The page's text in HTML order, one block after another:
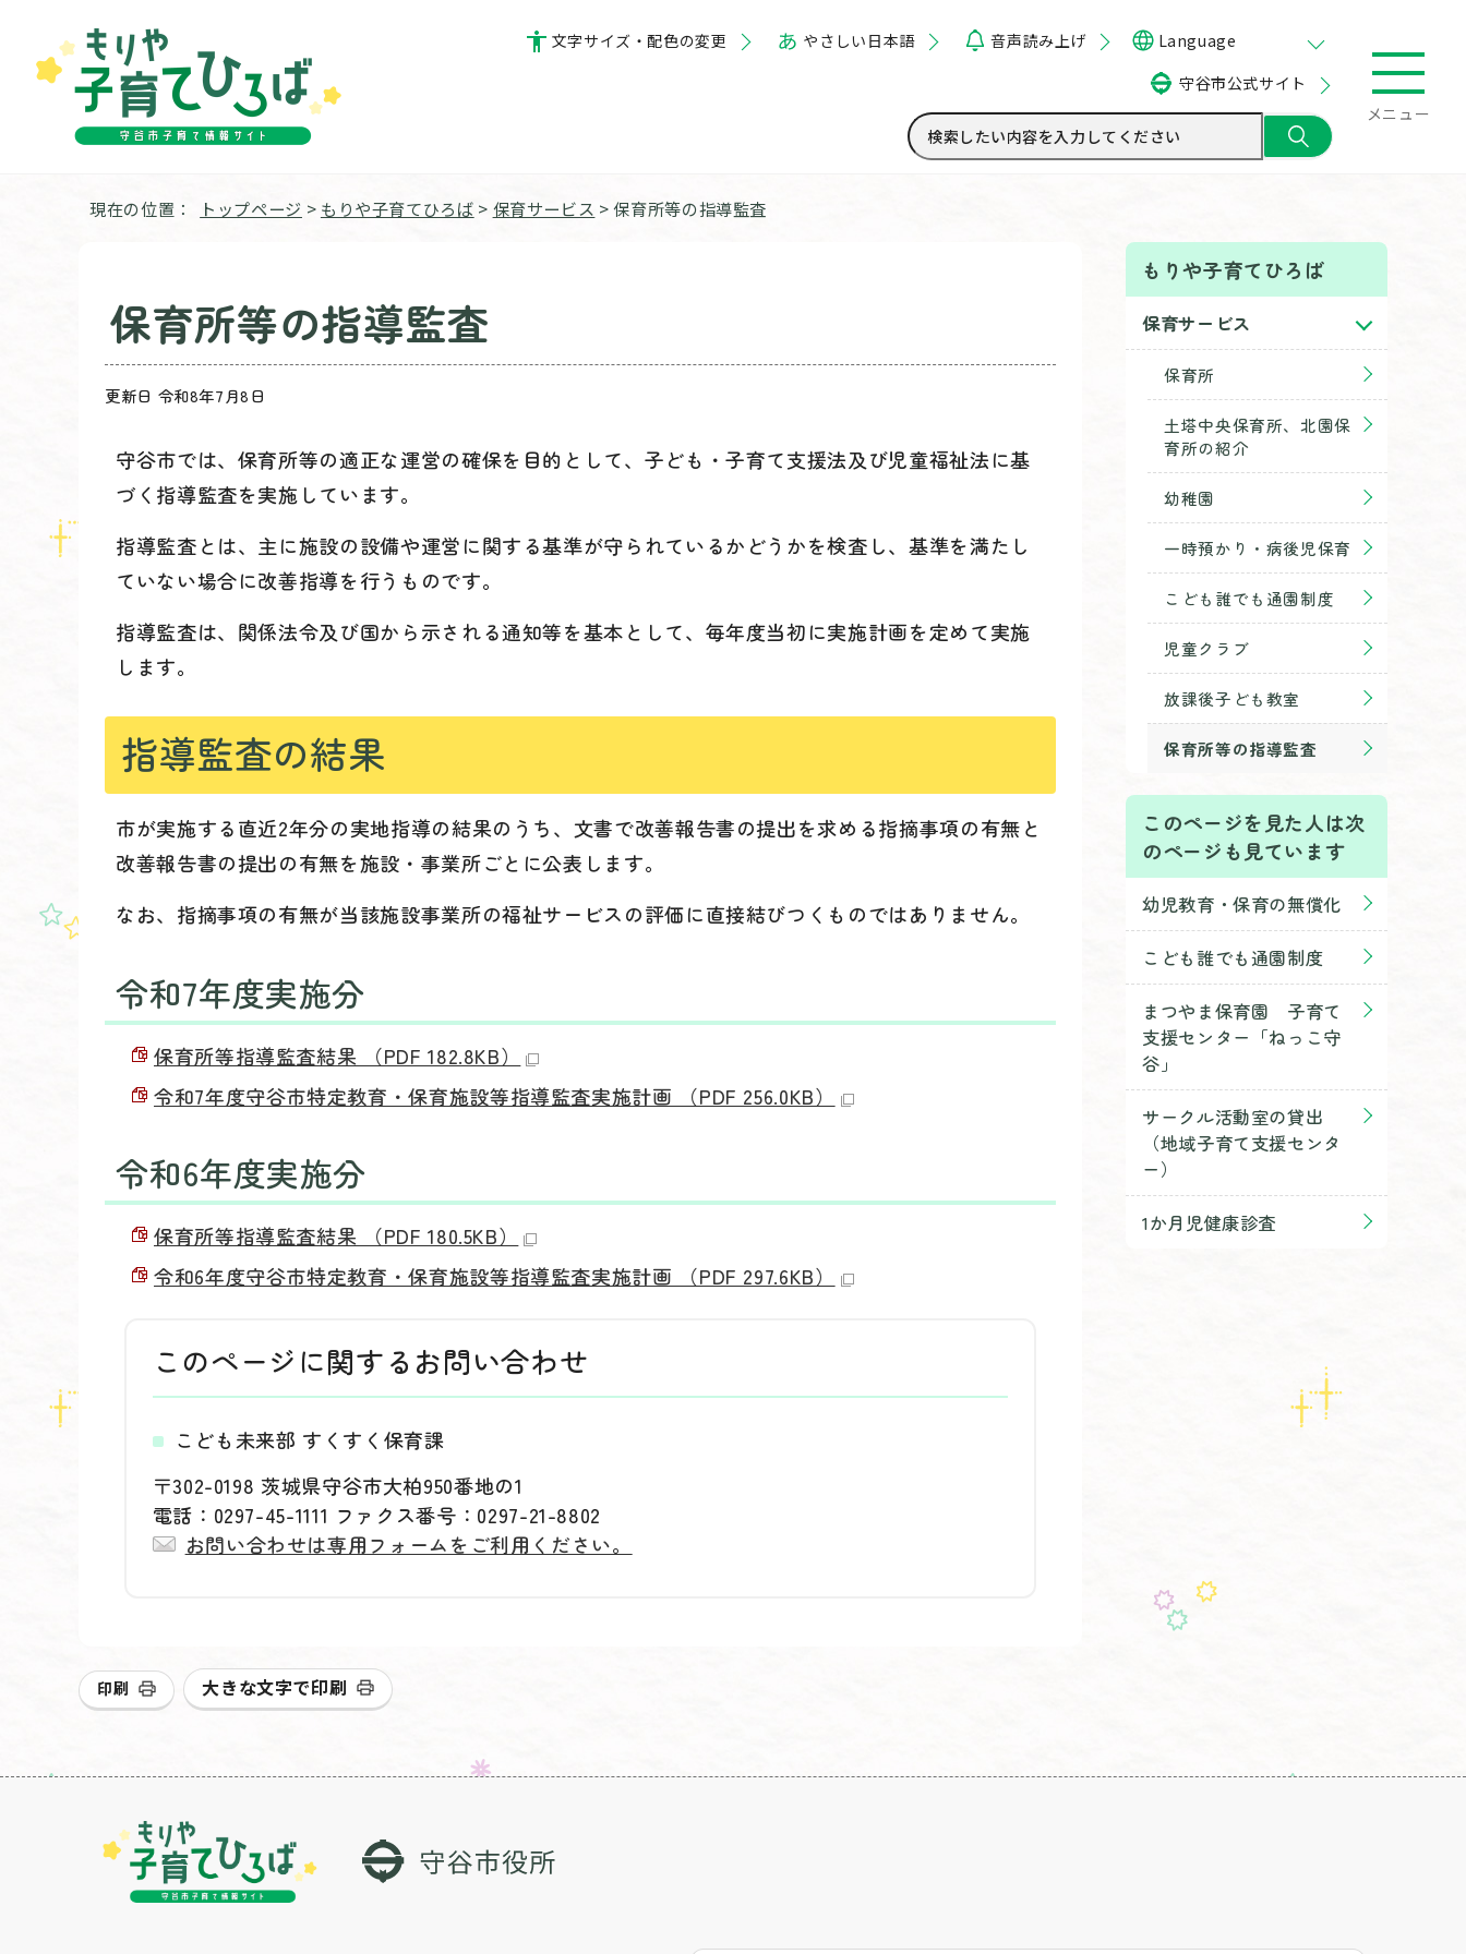
文字サイズ・配色の変更 やさしい日本語 音声読み上げ
Language
守谷市公式サイト
メニュー
現在の位置： トップページ > もりや子育てひろば > 保育サービス > 保育所等の指導監査
保育所等の指導監査
更新日 令和8年7月8日
守谷市では、保育所等の適正な運営の確保を目的として、子ども・子育て支援法及び児童福祉法に基
づく指導監査を実施しています。
指導監査とは、主に施設の設備や運営に関する基準が守られているかどうかを検査し、基準を満たし
ていない場合に改善指導を行うものです。
指導監査は、関係法令及び国から示される通知等を基本として、毎年度当初に実施計画を定めて実施
します。
指導監査の結果
市が実施する直近2年分の実地指導の結果のうち、文書で改善報告書の提出を求める指摘事項の有無と
改善報告書の提出の有無を施設・事業所ごとに公表します。
なお、指摘事項の有無が当該施設事業所の福祉サービスの評価に直接結びつくものではありません。
令和7年度実施分
保育所等指導監査結果 （PDF 182.8KB）
令和7年度守谷市特定教育・保育施設等指導監査実施計画 （PDF 256.0KB）
令和6年度実施分
保育所等指導監査結果 （PDF 180.5KB）
令和6年度守谷市特定教育・保育施設等指導監査実施計画 （PDF 297.6KB）
このページに関する お問い合わせ
こども未来部 すくすく保育課
〒302-0198 茨城県守谷市大柏950番地の1
電話：0297-45-1111 ファクス番号：0297-21-8802
お問い合わせは専用フォームをご利用ください。
もりや子育てひろば
保育サービス
保育所
土塔中央保育所、北園保
育所の紹介
幼稚園
一時預かり・病後児保育
こども誰でも通園制度
児童クラブ
放課後子ども教室
保育所等の指導監査
このページを見た人は次
のページも見ています
幼児教育・保育の無償化
こども誰でも通園制度
まつやま保育園 子育て
支援センター「ねっこ守
谷」
サークル活動室の貸出
（地域子育て支援センタ
ー）
1か月児健康診査
印刷 大きな文字で印刷